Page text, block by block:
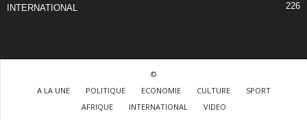
INTERNATIONAL 226
©
A LA UNE
POLITIQUE ECONOMIE CULTURE
SPORT
AFRIQUE
INTERNATIONAL VIDEO